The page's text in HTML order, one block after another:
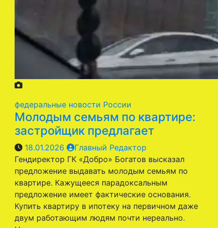
федеральные новости России
Молодым семьям по квартире:
застройщик предлагает
18.01.2026
Главный Редактор
Гендиректор ГК «Добро» Богатов высказал
предложение выдавать молодым семьям по
квартире. Кажущееся парадоксальным
предложение имеет фактические основания.
Купить квартиру в ипотеку на первичном даже
двум работающим людям почти нереально.